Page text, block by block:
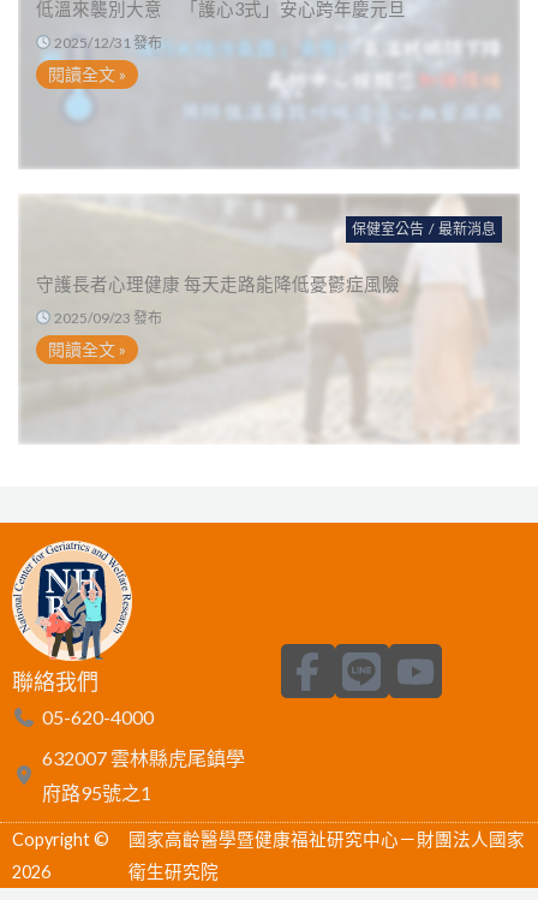
低溫來襲別大意 「護心3式」安心跨年慶元旦
2025/12/31 發布
閱讀全文 »
保健室公告 / 最新消息
守護長者心理健康 每天走路能降低憂鬱症風險
2025/09/23 發布
閱讀全文 »
聯絡我們
05-620-4000
632007 雲林縣虎尾鎮學
府路95號之1
F
a
b
o
L
i
Y
o
u
b
Copyright ©
2026
國家高齡醫學暨健康福祉研究中心－財團法人國家
衛生研究院